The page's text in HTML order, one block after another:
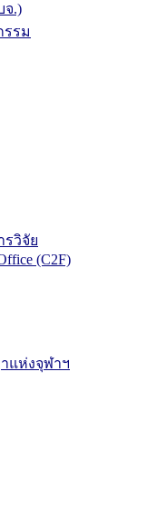
จ.)
รรม
วิจัย
(C2F)
แห่งจุฬาฯ